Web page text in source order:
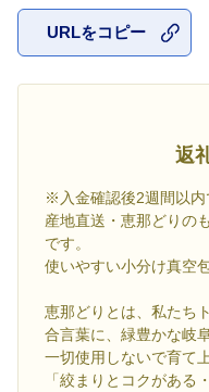
URLをコピー
返
※入金確認後2週間以内
産地直送・恵那どりの
です。
使いやすい小分け真空
恵那どりとは、私たち
合言葉に、緑豊かな岐
一切使用しないで育て
「絞まりとコクがある